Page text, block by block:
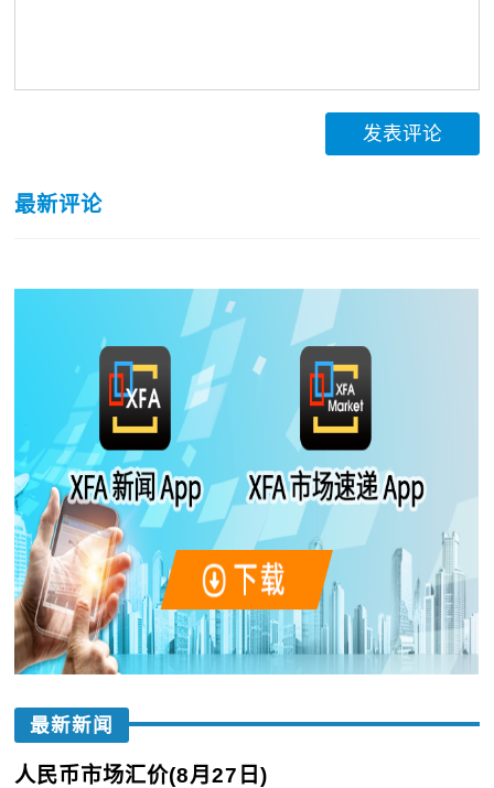
发表评论
最新评论
最新新闻
人民币市场汇价(8月27日)